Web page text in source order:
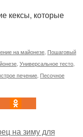
кексы, которые
на майонезе Пошаговый
Универсальное тесто
печение Песочное